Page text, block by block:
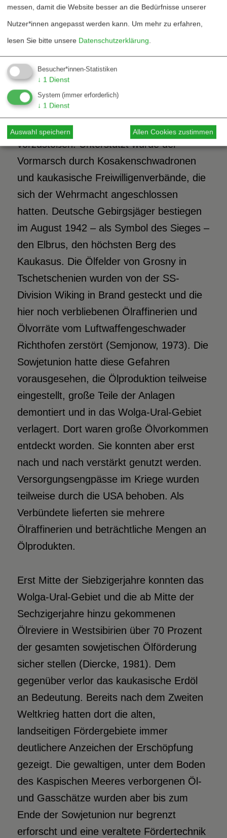
Ölquellen um Baku und Grosny zu erobern
und Russland von der Ölversorgung
abzuschneiden. Die Ölgebiete um Baku
deckten 1940 ca. 70 Prozent des
Ölbedarfs Russlands. Im Verlauf der
Sommeroffensive 1942 gelang es dem 40.
Panzerkorps der Wehrmacht zeitweilig bis
auf 80 km an das Kaspische Meer
vorzustoßen. Unterstützt wurde der
Vormarsch durch Kosakenschwadronen
und kaukasische Freiwilligenverbände, die
sich der Wehrmacht angeschlossen
hatten. Deutsche Gebirgsjäger bestiegen
im August 1942 – als Symbol des Sieges –
den Elbrus, den höchsten Berg des
Kaukasus. Die Ölfelder von Grosny in
Tschetschenien wurden von der SS-
Division Wiking in Brand gesteckt und die
hier noch verbliebenen Ölraffinerien und
Ölvorräte vom Luftwaffengeschwader
Richthofen zerstört (Semjonow, 1973). Die
Sowjetunion hatte diese Gefahren
vorausgesehen, die Ölproduktion teilweise
eingestellt, große Teile der Anlagen
demontiert und in das Wolga-Ural-Gebiet
verlagert. Dort waren große Ölvorkommen
entdeckt worden. Sie konnten aber erst
nach und nach verstärkt genutzt werden.
Versorgungsengpässe im Kriege wurden
teilweise durch die USA behoben. Als
Verbündete lieferten sie mehrere
Ölraffinerien und beträchtliche Mengen an
Ölprodukten.
Erst Mitte der Siebzigerjahre konnten das
Wolga-Ural-Gebiet und die ab Mitte der
Sechzigerjahre hinzu gekommenen
Ölreviere in Westsibirien über 70 Prozent
der gesamten sowjetischen Ölförderung
sicher stellen (Diercke, 1981). Dem
gegenüber verlor das kaukasische Erdöl
an Bedeutung. Bereits nach dem Zweiten
Weltkrieg hatten dort die alten,
landseitigen Fördergebiete immer
deutlichere Anzeichen der Erschöpfung
gezeigt. Die gewaltigen, unter dem Boden
des Kaspischen Meeres verborgenen Öl-
und Gasschätze wurden aber bis zum
Ende der Sowjetunion nur begrenzt
erforscht und eine veraltete Fördertechnik
messen, damit die Website besser an die Bedürfnisse unserer
Nutzer*innen angepasst werden kann. Um mehr zu erfahren,
lesen Sie bitte unsere Datenschutzerklärung.
Besucher*innen-Statistiken
↓ 1 Dienst
System (immer erforderlich)
↓ 1 Dienst
Auswahl speichern Allen Cookies zustimmen